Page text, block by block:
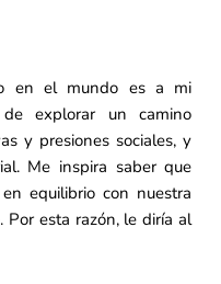
en el mundo es a mi
explorar un camino
y presiones sociales, y
Me inspira saber que
equilibrio con nuestra
esta razón, le diría al